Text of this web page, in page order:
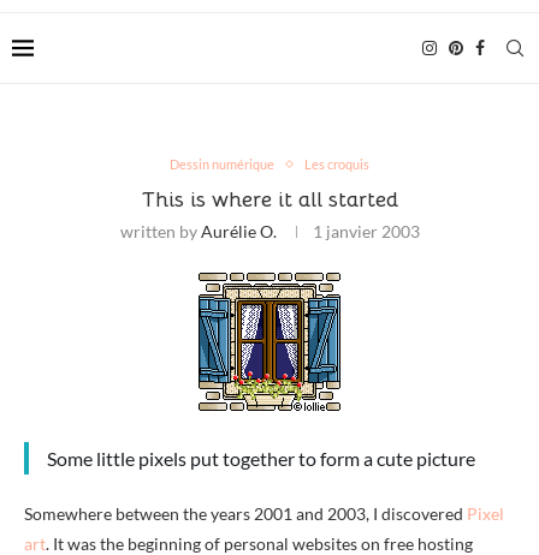
Dessin numérique Les croquis
This is where it all started
written byAurélie O. 1 janvier 2003
Some little pixels put together to form a cute picture
Somewhere between the years 2001 and 2003, I discovered Pixel
art. It was the beginning of personal websites on free hosting